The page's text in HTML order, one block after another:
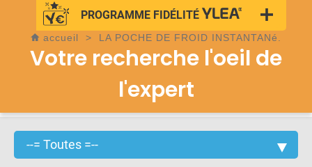
PROGRAMME FIDÉLITÉ
accueil > LA POCHE DE FROID INSTANTANé.
Votre recherche l'oeil de
l'expert